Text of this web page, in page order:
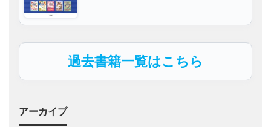
過去書籍一覧はこちら
アーカイブ